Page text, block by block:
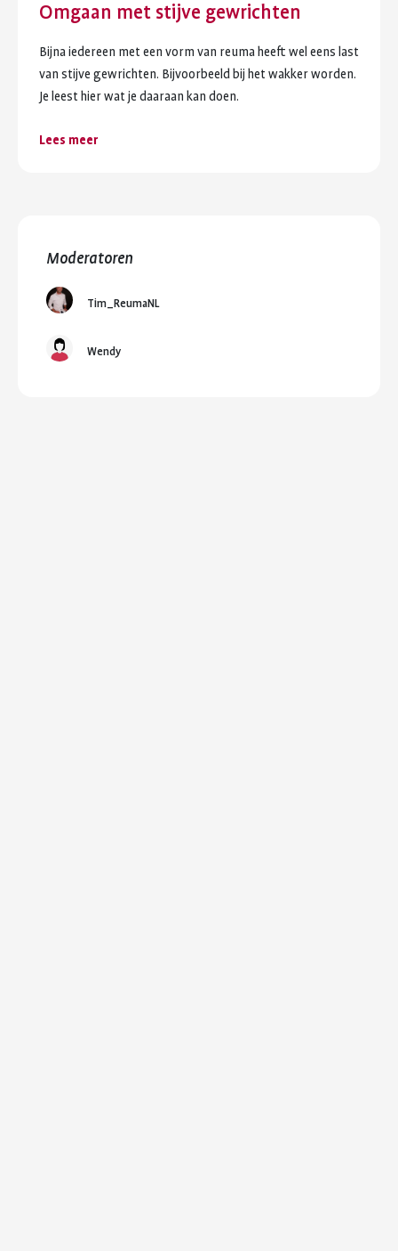
Omgaan met stijve gewrichten
Bijna iedereen met een vorm van reuma heeft wel eens last
van stijve gewrichten. Bijvoorbeeld bij het wakker worden.
Je leest hier wat je daaraan kan doen.
Lees meer
Moderatoren
Tim_ReumaNL
Wendy